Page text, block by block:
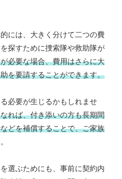
には、大きく分けて二つの費
探すために捜索隊や救助隊が
必要な場合、費用はさらに大
を要請することができます。
必要が生じるかもしれませ
れば、付き添いの方も長期間
どを補償することで、ご家族
選ぶためにも、事前に契約内